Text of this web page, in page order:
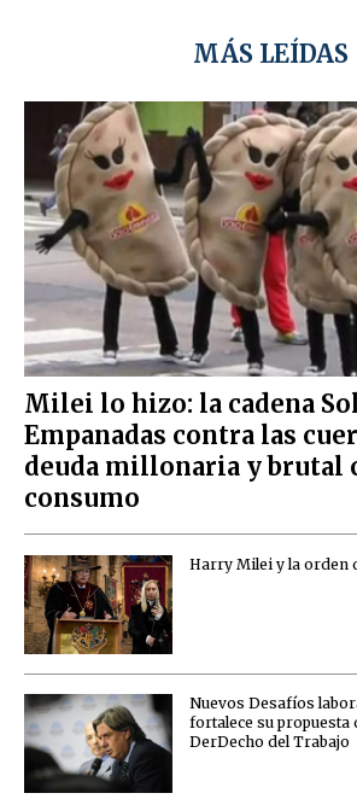
MÁS LEÍDAS
Milei lo hizo: la cadena
Empanadas contra las
deuda millonaria y brutal
consumo
Harry Milei y la orden
Nuevos Desafíos
fortalece su propuesta
DerDecho del Trabajo